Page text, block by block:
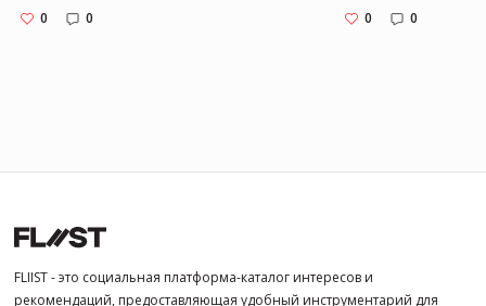
0 0 0 0
FLIIST - это социальная платформа-каталог интересов и
рекомендаций, предоставляющая удобный инструментарий для